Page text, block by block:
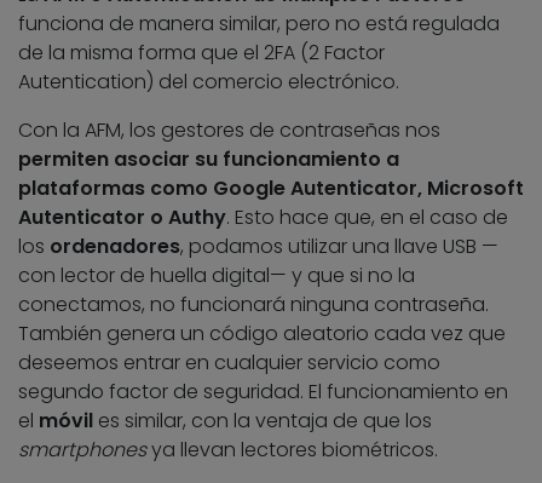
funciona de manera similar, pero no está regulada
de la misma forma que el 2FA (2 Factor
Autentication) del comercio electrónico.
Con la AFM, los gestores de contraseñas nos
permiten asociar su funcionamiento a
plataformas como Google Autenticator, Microsoft
Autenticator o Authy. Esto hace que, en el caso de
los ordenadores, podamos utilizar una llave USB —
con lector de huella digital— y que si no la
conectamos, no funcionará ninguna contraseña.
También genera un código aleatorio cada vez que
deseemos entrar en cualquier servicio como
segundo factor de seguridad. El funcionamiento en
el móvil es similar, con la ventaja de que los
smartphonesya llevan lectores biométricos.